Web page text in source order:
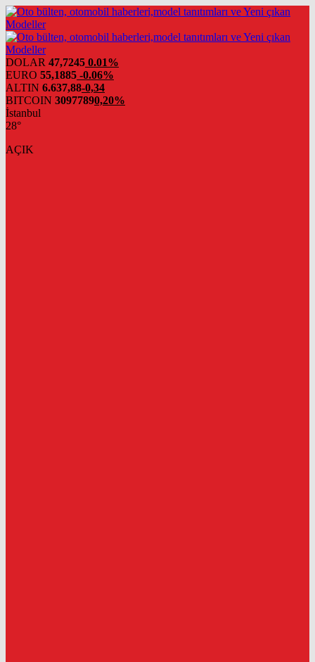
DOLAR 47,7245 0.01%
EURO 55,1885 -0.06%
ALTIN 6.637,88-0,34
BITCOIN 30977890,20%
İstanbul
28°
AÇIK